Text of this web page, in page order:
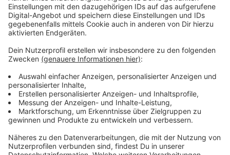
Anzeige
Vorstellen brauchen wir ihn euch nicht. Seit 2003
treibt Jürgen Bangert nun als "Elvis Eifel" seine Späße
am Telefon mit seinen Hörerinnen und Hörern im Radio.
Aber selbst seine 'Opfer' müssen am Ende mit lachen -
wenn auch nicht immer. Und weil ihr nicht genug von
ihm bekommen könnt, ist Elvis nun unter die Podcaster
gegangen. Somit steht euch Elvis rund um die Uhr zur
Verfügung. Hier bekommt Ihr außerdem den